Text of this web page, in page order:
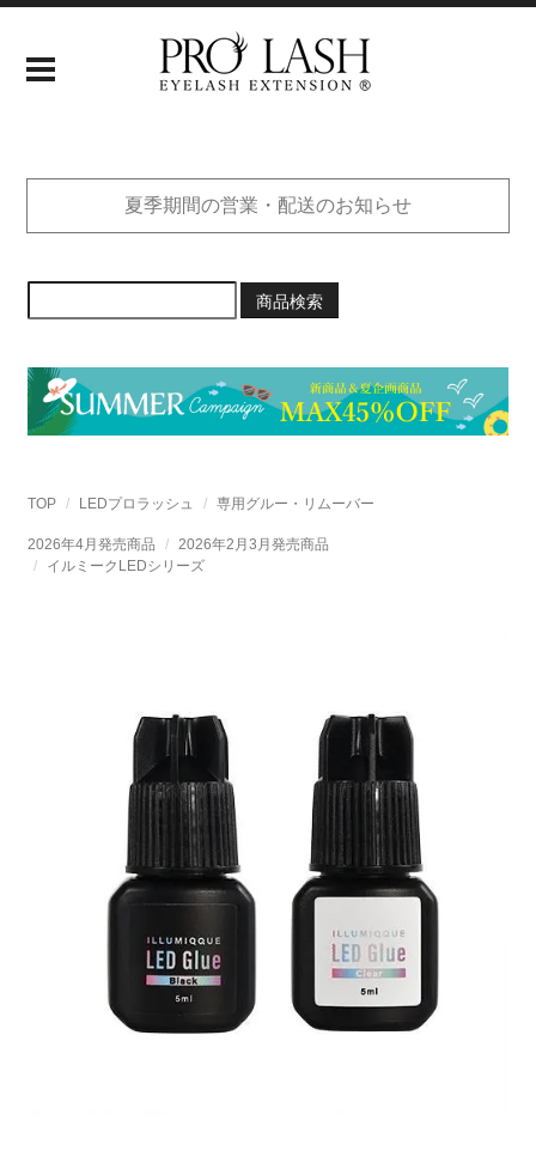
夏季期間の営業・配送のお知らせ
商品検索
TOP LEDプロラッシュ 専用グルー・リムーバー
2026年4月発売商品
2026年2月3月発売商品
イルミークLEDシリーズ